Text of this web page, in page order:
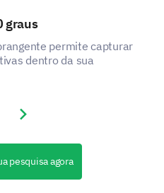
segurança
mais visível
condições inseguras
ou comentários
local de trabalho?
graus
permite capturar
dentro da sua
slide
Next slide
pesquisa agora